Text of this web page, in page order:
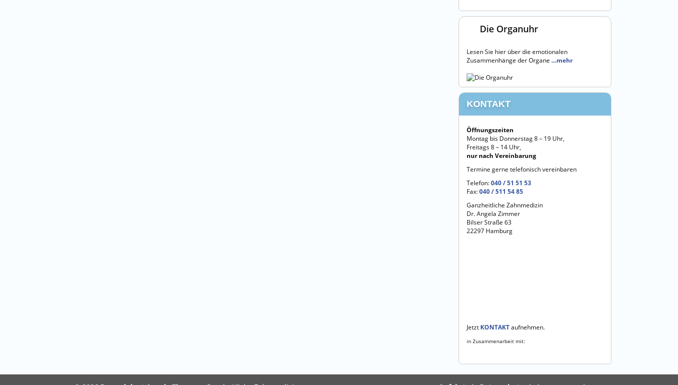
Die Organuhr
Lesen Sie hier über die emotionalen
Zusammenhänge der Organe …mehr
KONTAKT
Öffnungszeiten
Montag bis Donnerstag 8 – 19 Uhr,
Freitags 8 – 14 Uhr,
nur nach Vereinbarung
Termine gerne telefonisch vereinbaren
Telefon:040 / 51 51 53
Fax:040 / 511 54 85
Ganzheitliche Zahnmedizin
Dr. Angela Zimmer
Bilser Straße 63
22297 Hamburg
Jetzt KONTAKTaufnehmen.
in Zusammenarbeit mit: